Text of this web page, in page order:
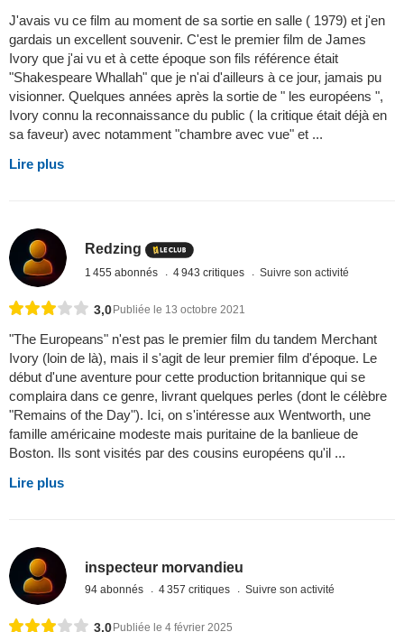
J'avais vu ce film au moment de sa sortie en salle ( 1979) et j'en
gardais un excellent souvenir. C'est le premier film de James
Ivory que j'ai vu et à cette époque son fils référence était
"Shakespeare Whallah" que je n'ai d'ailleurs à ce jour, jamais pu
visionner. Quelques années après la sortie de " les européens ",
Ivory connu la reconnaissance du public ( la critique était déjà en
sa faveur) avec notamment "chambre avec vue" et ...
Lire plus
Redzing
1 455 abonnés 4 943 critiques Suivre son activité
3,0Publiée le 13 octobre 2021
"The Europeans" n'est pas le premier film du tandem Merchant
Ivory (loin de là), mais il s'agit de leur premier film d'époque. Le
début d'une aventure pour cette production britannique qui se
complaira dans ce genre, livrant quelques perles (dont le célèbre
"Remains of the Day"). Ici, on s'intéresse aux Wentworth, une
famille américaine modeste mais puritaine de la banlieue de
Boston. Ils sont visités par des cousins européens qu'il ...
Lire plus
inspecteur morvandieu
94 abonnés 4 357 critiques Suivre son activité
3,0 Publiée le 4 février 2025